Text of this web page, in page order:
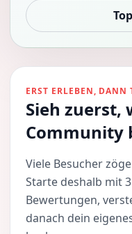
ERST ERLEBEN, DANN
Sieh zuerst,
Community
Viele Besucher
Starte deshalb mit
Bewertungen,
danach dein